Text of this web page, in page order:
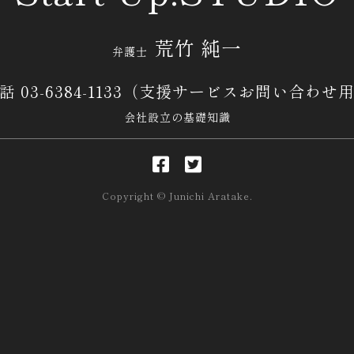
弁護士 荒竹 純一
03-6384-1133 （支援サービスお問い合わせ
会社設立の基礎知識
Copyright © Junichi Aratake.